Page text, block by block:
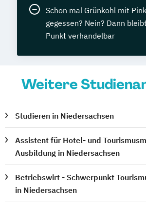
Schon mal Grünkohl mit
gegessen? Nein? Dann
Punkt verhandelbar
Weitere
Studieren in Niedersachsen
Assistent für Hotel- und
Ausbildung in Niedersachsen
Betriebswirt - Schwerpunkt
in Niedersachsen